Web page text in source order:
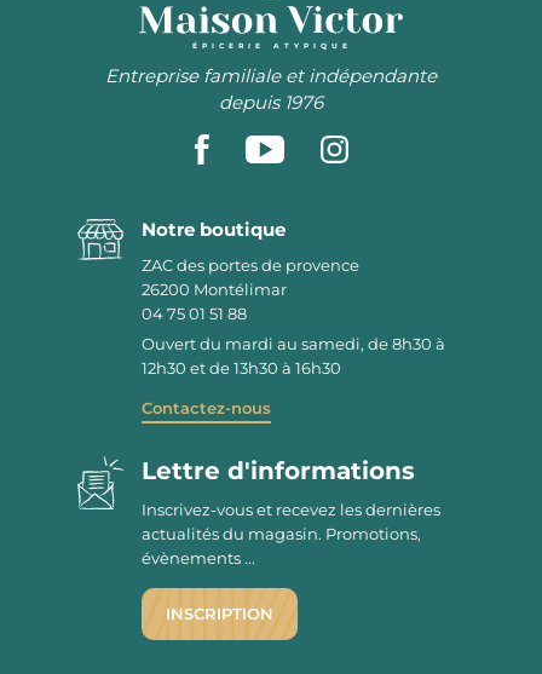
ÉPICERIE ATYPIQUE
Entreprise familiale et indépendante
depuis 1976
Notre boutique
ZAC des portes de provence
26200 Montélimar
04 75 01 51 88
Ouvert du mardi au samedi, de 8h30 à
12h30 et de 13h30 à 16h30
Contactez-nous
Lettre d'informations
Inscrivez-vous et recevez les dernières
actualités du magasin. Promotions,
évènements ...
INSCRIPTION